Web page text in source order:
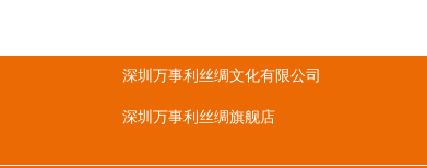
深圳万事利丝绸文化有限公司
深圳万事利丝绸旗舰店